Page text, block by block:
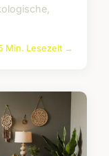
Min. Lesezeit →